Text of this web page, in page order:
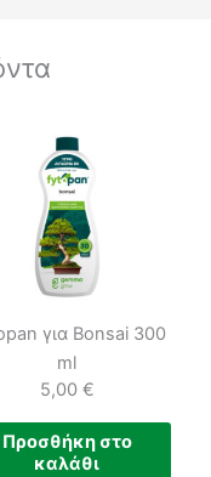
για Bonsai 300
ml
5,00 €
Προσθήκη στο
καλάθι